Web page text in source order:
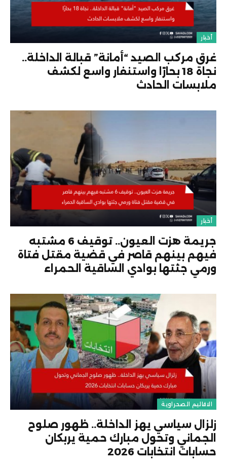
أخبار
غرق مركب الصيد “أمانة” قبالة الداخلة..
نجاة 18 بحارًا واستنفار واسع لكشف
ملابسات الحادث
أخبار
جريمة هزت العيون.. توقيف 6 مشتبه
فيهم بينهم قاصر في قضية مقتل فتاة
ورمي جثتها بوادي الساقية الحمراء
الاقاليم الصحراوية
زلزال سياسي يهز الداخلة.. ظهور صلوح
الجماني وتحول مبارك حمية يربكان
حسابات انتخابات 2026